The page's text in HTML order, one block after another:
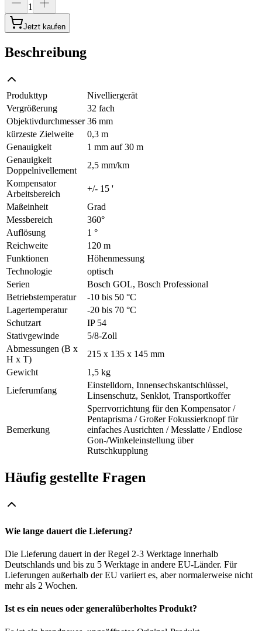
1
Jetzt kaufen
Beschreibung
Produkttyp
Nivelliergerät
Vergrößerung
32 fach
Objektivdurchmesser 36 mm
kürzeste Zielweite
0,3 m
Genauigkeit
1 mm auf 30 m
Genauigkeit
Doppelnivellement
2,5 mm/km
Kompensator
Arbeitsbereich
+/- 15 '
Maßeinheit
Grad
Messbereich
360°
Auflösung
1 °
Reichweite
120 m
Funktionen
Höhenmessung
Technologie
optisch
Serien
Bosch GOL, Bosch Professional
Betriebstemperatur
-10 bis 50 °C
Lagertemperatur
-20 bis 70 °C
Schutzart
IP 54
Stativgewinde
5/8-Zoll
Abmessungen (B x
H x T)
215 x 135 x 145 mm
Gewicht
1,5 kg
Lieferumfang
Einstelldorn, Innensechskantschlüssel,
Linsenschutz, Senklot, Transportkoffer
Bemerkung
Sperrvorrichtung für den Kompensator /
Pentaprisma / Großer Fokussierknopf für
einfaches Ausrichten / Messlatte / Endlose
Gon-/Winkeleinstellung über
Rutschkupplung
Häufig gestellte Fragen
Wie lange dauert die Lieferung?
Die Lieferung dauert in der Regel 2-3 Werktage innerhalb
Deutschlands und bis zu 5 Werktage in andere EU-Länder. Für
Lieferungen außerhalb der EU variiert es, aber normalerweise nicht
mehr als 2 Wochen.
Ist es ein neues oder generalüberholtes Produkt?